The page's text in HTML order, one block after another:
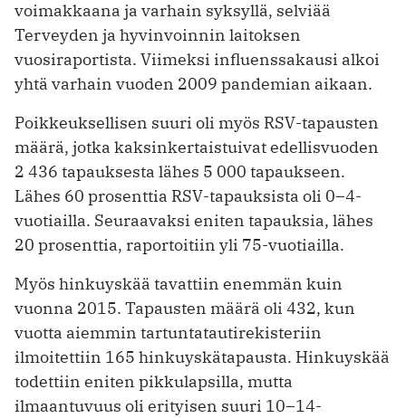
voimakkaana ja varhain syksyllä, selviää
Terveyden ja hyvinvoinnin laitoksen
vuosiraportista. Viimeksi influenssakausi alkoi
yhtä varhain vuoden 2009 pandemian aikaan.
Poikkeuksellisen suuri oli myös RSV-tapausten
määrä, jotka kaksinkertaistuivat edellisvuoden
2 436 tapauksesta lähes 5 000 tapaukseen.
Lähes 60 prosenttia RSV-tapauksista oli 0–4-
vuotiailla. Seuraavaksi eniten tapauksia, lähes
20 prosenttia, raportoitiin yli 75-vuotiailla.
Myös hinkuyskää tavattiin enemmän kuin
vuonna 2015. Tapausten määrä oli 432, kun
vuotta aiemmin tartuntatautirekisteriin
ilmoitettiin 165 hinkuyskätapausta. Hinkuyskää
todettiin eniten pikkulapsilla, mutta
ilmaantuvuus oli erityisen suuri 10–14-